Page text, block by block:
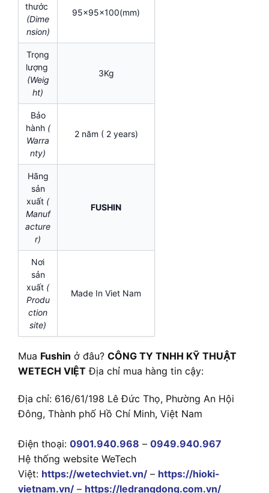
thước
(Dime
nsion)
95x95x100(mm)
Trọng
lượng
(Weig
ht)
3Kg
Bảo
hành (
Warra
nty)
2 năm ( 2 years)
Hãng
sản
xuất (
Manuf
acture
r)
FUSHIN
Nơi
sản
xuất (
Produ
ction
site)
Made In Viet Nam
Mua Fushin ở đâu? CÔNG TY TNHH KỸ THUẬT
WETECH VIỆT Địa chỉ mua hàng tin cậy:
Địa chỉ: 616/61/198 Lê Đức Thọ, Phường An Hội
Đông, Thành phố Hồ Chí Minh, Việt Nam
Điện thoại: 0901.940.968 – 0949.940.967
Hệ thống website WeTech
Việt: https://wetechviet.vn/ – https://hioki-
vietnam.vn/ – https://ledrangdong.com.vn/